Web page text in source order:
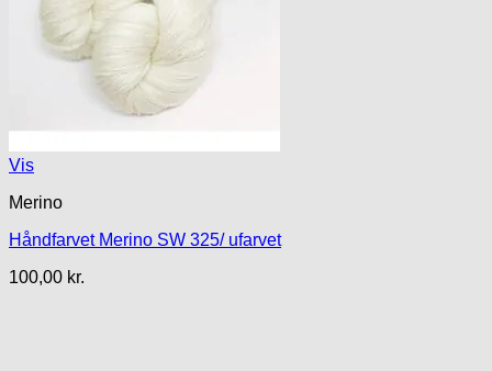
Vis
Merino
Håndfarvet Merino SW 325/ ufarvet
100,00 kr.